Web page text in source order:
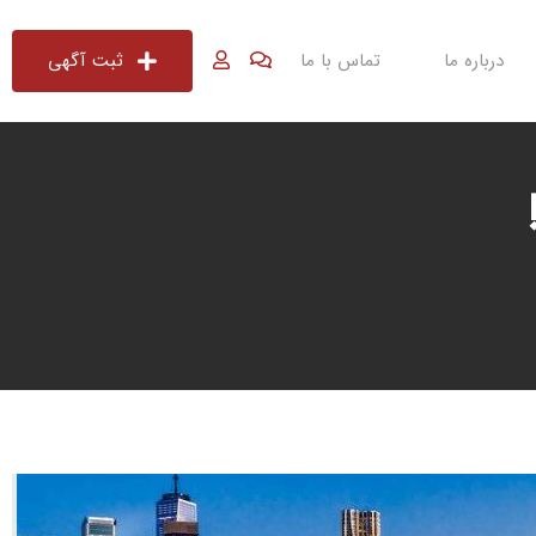
ثبت آگهی درباره ما تماس با ما